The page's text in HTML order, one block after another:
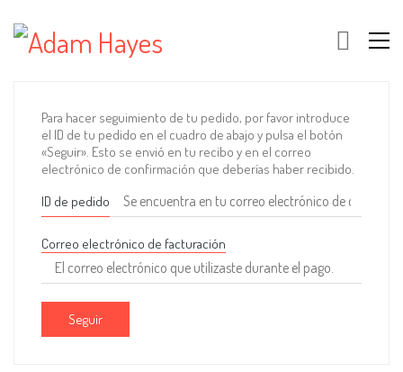
Para hacer seguimiento de tu pedido, por favor introduce
el ID de tu pedido en el cuadro de abajo y pulsa el botón
«Seguir». Esto se envió en tu recibo y en el correo
electrónico de confirmación que deberías haber recibido.
ID de pedido
Correo electrónico de facturación
Seguir